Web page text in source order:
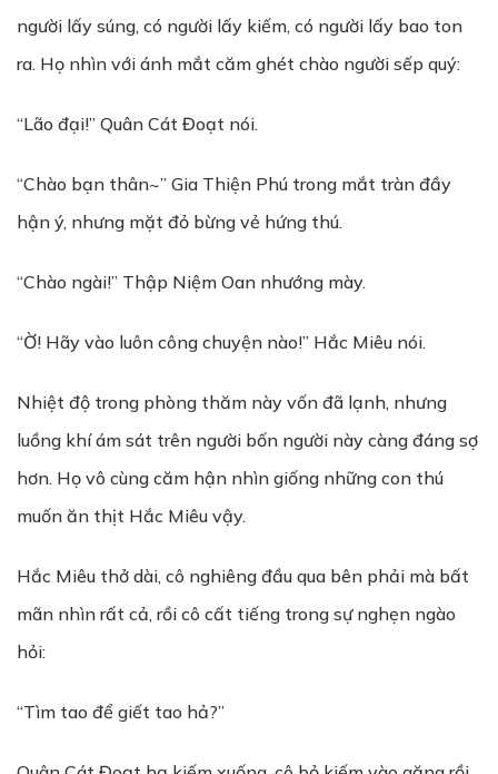
người lấy súng, có người lấy kiếm, có người lấy bao ton
ra. Họ nhìn với ánh mắt căm ghét chào người sếp quý:
“Lão đại!” Quân Cát Đoạt nói.
“Chào bạn thân~” Gia Thiện Phú trong mắt tràn đầy
hận ý, nhưng mặt đỏ bừng vẻ hứng thú.
“Chào ngài!” Thập Niệm Oan nhướng mày.
“Ờ! Hãy vào luôn công chuyện nào!” Hắc Miêu nói.
Nhiệt độ trong phòng thăm này vốn đã lạnh, nhưng
luồng khí ám sát trên người bốn người này càng đáng sợ
hơn. Họ vô cùng căm hận nhìn giống những con thú
muốn ăn thịt Hắc Miêu vậy.
Hắc Miêu thở dài, cô nghiêng đầu qua bên phải mà bất
mãn nhìn rất cả, rồi cô cất tiếng trong sự nghẹn ngào
hỏi:
“Tìm tao để giết tao hả?”